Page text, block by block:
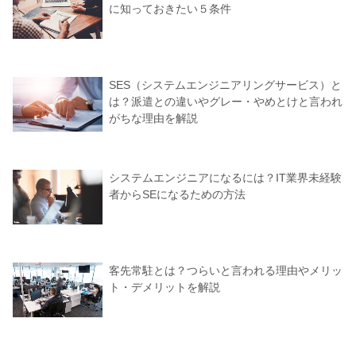
に知っておきたい５条件
SES（システムエンジニアリングサービス）と
は？派遣との違いやグレー・やめとけと言われ
がちな理由を解説
システムエンジニアになるには？IT業界未経験
者からSEになるための方法
客先常駐とは？つらいと言われる理由やメリッ
ト・デメリットを解説